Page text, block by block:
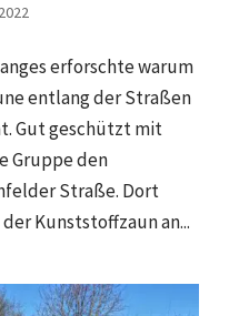
erforschte warum
entlang der Straßen
Gut geschützt mit
Gruppe den
Straße. Dort
Kunststoffzaun an...